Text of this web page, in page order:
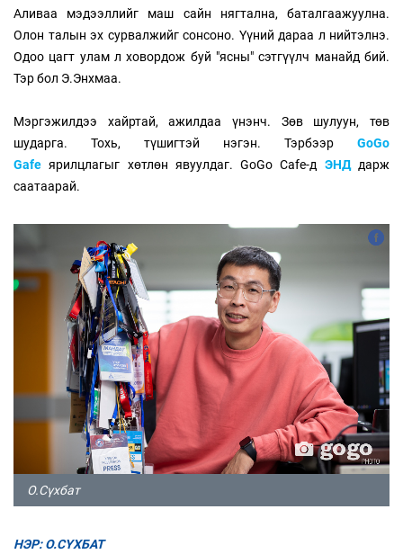
Аливаа мэдээллийг маш сайн нягтална, баталгаажуулна.
Олон талын эх сурвалжийг сонсоно. Үүний дараа л нийтэлнэ.
Одоо цагт улам л ховордож буй "ясны" сэтгүүлч манайд бий.
Тэр бол Э.Энхмаа.
Мэргэжилдээ хайртай, ажилдаа үнэнч. Зөв шулуун, төв
шударга. Тохь, түшигтэй нэгэн. Тэрбээр GoGo
Gafe ярилцлагыг хөтлөн явуулдаг. GoGo Cafe-д ЭНД дарж
саатаарай.
О.Сүхбат
НЭР: О.СҮХБАТ